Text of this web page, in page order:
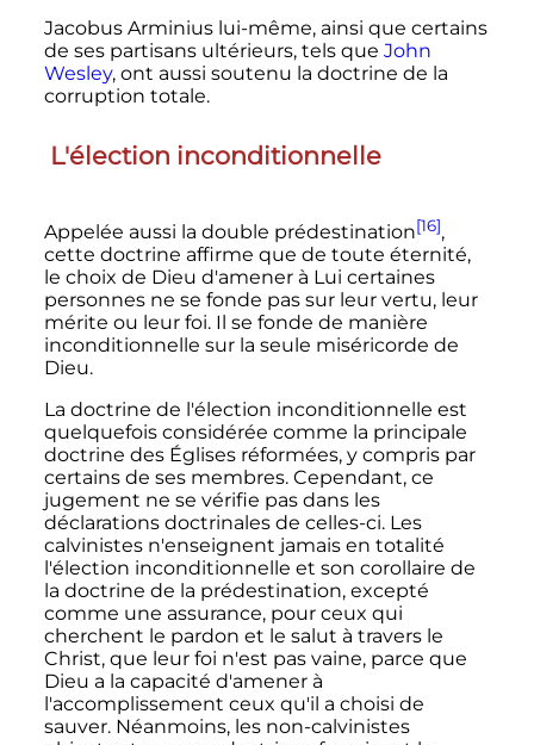
Jacobus Arminius lui-même, ainsi que certains
de ses partisans ultérieurs, tels que John
Wesley, ont aussi soutenu la doctrine de la
corruption totale.
L'élection inconditionnelle
Appelée aussi la double prédestination[16],
cette doctrine affirme que de toute éternité,
le choix de Dieu d'amener à Lui certaines
personnes ne se fonde pas sur leur vertu, leur
mérite ou leur foi. Il se fonde de manière
inconditionnelle sur la seule miséricorde de
Dieu.
La doctrine de l'élection inconditionnelle est
quelquefois considérée comme la principale
doctrine des Églises réformées, y compris par
certains de ses membres. Cependant, ce
jugement ne se vérifie pas dans les
déclarations doctrinales de celles-ci. Les
calvinistes n'enseignent jamais en totalité
l'élection inconditionnelle et son corollaire de
la doctrine de la prédestination, excepté
comme une assurance, pour ceux qui
cherchent le pardon et le salut à travers le
Christ, que leur foi n'est pas vaine, parce que
Dieu a la capacité d'amener à
l'accomplissement ceux qu'il a choisi de
sauver. Néanmoins, les non-calvinistes